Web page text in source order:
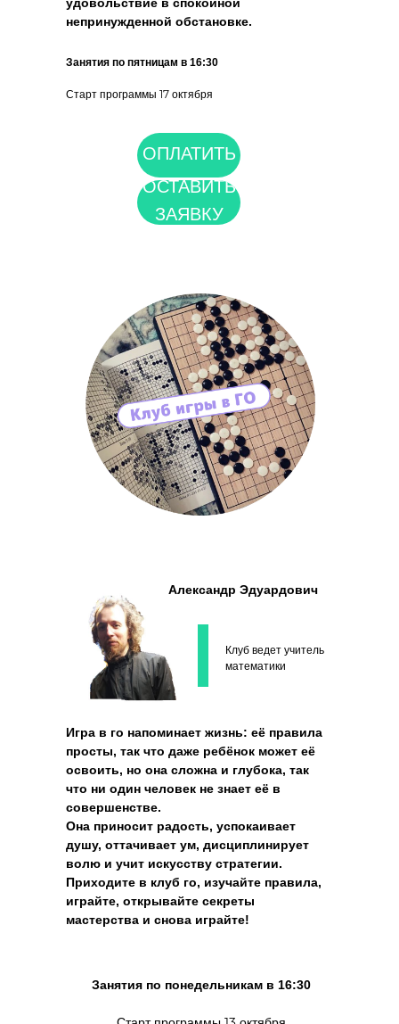
непринужденной обстановке.
ОПЛАТИТЬ
ОСТАВИТЬ
ЗАЯВКУ
Занятия по пятницам в 16:30
Старт программы 17 октября
Игра в го напоминает жизнь: её правила
просты, так что даже ребёнок может её
освоить, но она сложна и глубока, так
что ни один человек не знает её в
совершенстве.
Она приносит радость, успокаивает
душу, оттачивает ум, дисциплинирует
волю и учит искусству стратегии.
Приходите в клуб го, изучайте правила,
играйте, открывайте секреты
мастерства и снова играйте!
Александр Эдуардович
Клуб ведет учитель
математики
Занятия по понедельникам в 16:30